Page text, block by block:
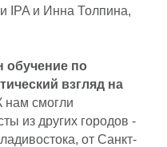
IPA и Инна Толпина,
обучение по
взгляд на
нам смогли
из других городов -
от Санкт-